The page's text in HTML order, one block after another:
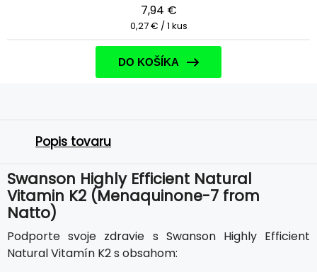
7,94 €
0,27 € / 1 kus
DO KOŠÍKA
Popis tovaru
Swanson Highly Efficient Natural
Vitamin K2 (Menaquinone-7 from
Natto)
Podporte svoje zdravie s Swanson Highly Efficient
Natural Vitamín K2 s obsahom: